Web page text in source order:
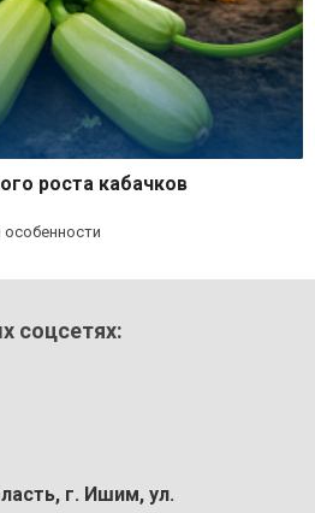
роста кабачков
особенности
соцсетях:
г. Ишим, ул.